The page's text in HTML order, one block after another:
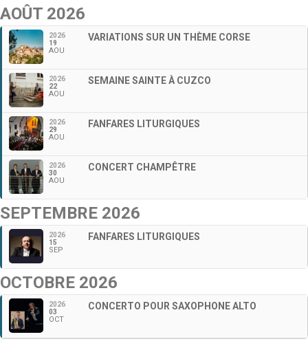
AOÛT 2026
2026
19
AOU
VARIATIONS SUR UN THÈME CORSE
2026
22
AOU
SEMAINE SAINTE À CUZCO
2026
29
AOU
FANFARES LITURGIQUES
2026
30
AOU
CONCERT CHAMPÊTRE
SEPTEMBRE 2026
2026
15
SEP
FANFARES LITURGIQUES
OCTOBRE 2026
2026
03
OCT
CONCERTO POUR SAXOPHONE ALTO